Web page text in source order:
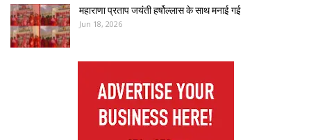
महाराणा प्रताप जयंती हर्षोल्लास के साथ मनाई गई
Jun 18, 2026